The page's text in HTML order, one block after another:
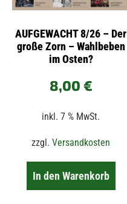
AUFGEWACHT 8/26 – Der
große Zorn – Wahlbeben
im Osten?
8,00 €
inkl. 7 % MwSt.
zzgl. Versandkosten
In den Warenkorb